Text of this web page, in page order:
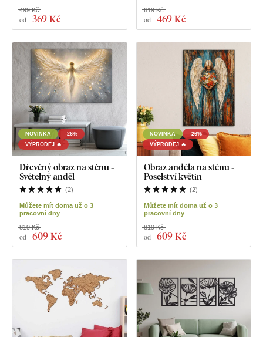
od 369 Kč
499 Kč
od 469 Kč
619 Kč
NOVINKA
-26%
VÝPRODEJ 🔥
Dřevěný obraz na stěnu -
Světelný anděl
(2)
Můžete mít doma už o 3
pracovní dny
od 609 Kč
819 Kč
NOVINKA
-26%
VÝPRODEJ 🔥
Obraz anděla na stěnu -
Poselství květin
(2)
Můžete mít doma už o 3
pracovní dny
od 609 Kč
819 Kč